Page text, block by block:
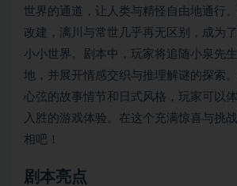
世界的通道，让人类与精怪自由地通行
改建，漓川与常世几乎再无区别，成为
小小世界。剧本中，玩家将追随小泉先
地，并展开情感交织与推理解谜的探索
心弦的故事情节和日式风格，玩家可以
入胜的游戏体验。在这个充满惊喜与挑
相吧！
剧本亮点